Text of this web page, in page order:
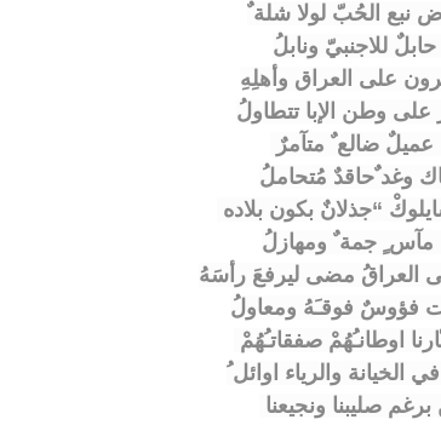
نبع الحُبّ لولا شلة
للاجنبيّ ونابلُ
على العراق وأهلِهِ
على وطن الإبا تتطاولُ
عميلٌ ضالع ٌ متآمرٌ
وغد ٌحاقدٌ مُتحاملُ
“جذلانٌ بكون بلاده
مآس ٍ جمة ٌ ومهازلُ
العراقُ مضى ليرفعَ رأسَهُ
فؤوسٌ فوقـَهُ ومعاولُ
اوطانـُهُمْ صفقاتـُهُمْ
الخيانة والرياء اوائل
صليبنا ونجيعنا